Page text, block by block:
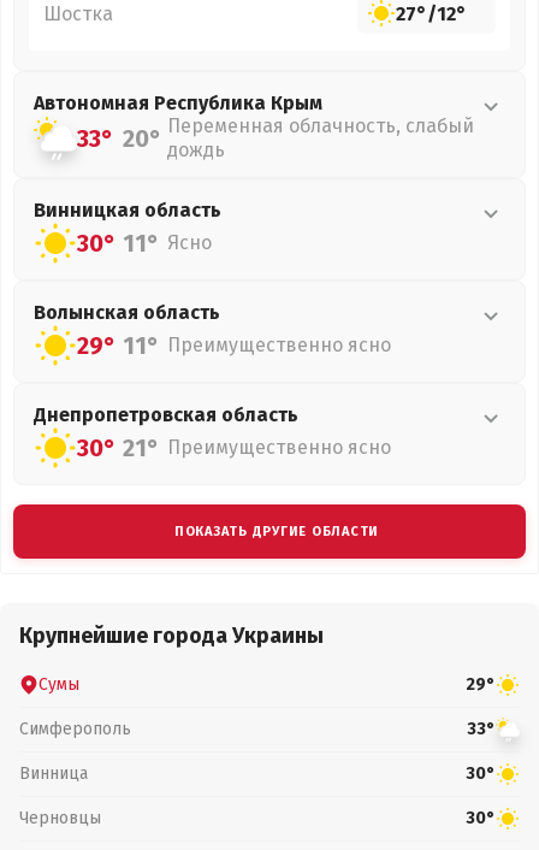
Шостка 27°/12°
Автономная Республика Крым
33° 20° Переменная облачность, слабый
дождь
Винницкая область
30° 11° Ясно
Волынская область
29° 11° Преимущественно ясно
Днепропетровская область
30° 21° Преимущественно ясно
ПОКАЗАТЬ ДРУГИЕ ОБЛАСТИ
Крупнейшие города Украины
Сумы 29°
Симферополь 33°
Винница 30°
Черновцы 30°